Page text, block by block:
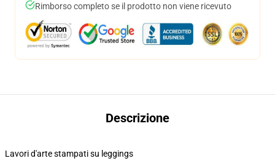
Rimborso completo se il prodotto non viene ricevuto
Descrizione
Lavori d'arte stampati su leggings